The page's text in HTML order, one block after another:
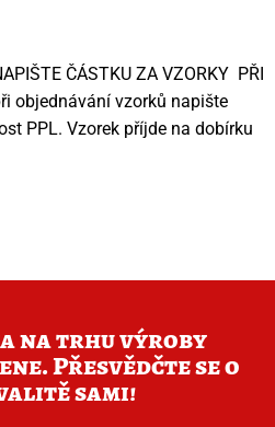
ČÁSTKU ZA VZORKY PŘI
objednávání vzorků napište
PPL. Vzorek příjde na dobírku
na trhu výroby
Přesvědčte se o
sami!